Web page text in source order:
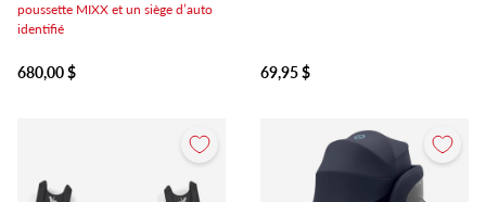
poussette MIXX et un siège d’auto
identifié
680,00 $ 69,95 $